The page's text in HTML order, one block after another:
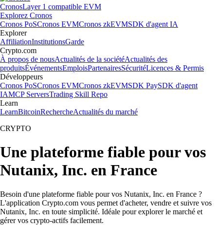
CronosLayer 1 compatible EVM
Explorez Cronos
Cronos PoSCronos EVMCronos zkEVMSDK d'agent IA
Explorer
AffiliationInstitutionsGarde
Crypto.com
À propos de nousActualités de la sociétéActualités des
produitsÉvénementsEmploisPartenairesSécuritéLicences & Permis
Développeurs
Cronos PoSCronos EVMCronos zkEVMSDK PaySDK d'agent
IAMCP ServersTrading Skill Repo
Learn
LearnBitcoinRechercheActualités du marché
CRYPTO
Une plateforme fiable pour vos
Nutanix, Inc. en France
Besoin d'une plateforme fiable pour vos Nutanix, Inc. en France ?
L'application Crypto.com vous permet d'acheter, vendre et suivre vos
Nutanix, Inc. en toute simplicité. Idéale pour explorer le marché et
gérer vos crypto-actifs facilement.